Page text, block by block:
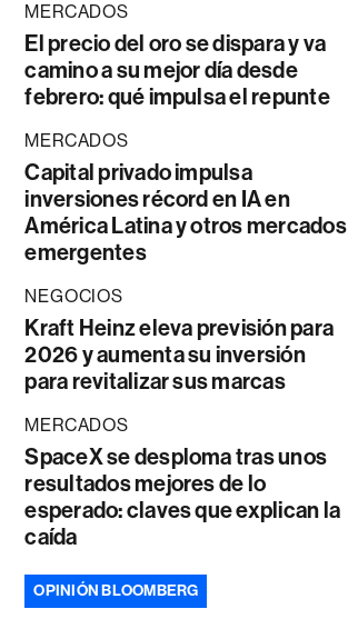
MERCADOS
El precio del oro se dispara y va
camino a su mejor día desde
febrero: qué impulsa el repunte
MERCADOS
Capital privado impulsa
inversiones récord en IA en
América Latina y otros mercados
emergentes
NEGOCIOS
Kraft Heinz eleva previsión para
2026 y aumenta su inversión
para revitalizar sus marcas
MERCADOS
SpaceX se desploma tras unos
resultados mejores de lo
esperado: claves que explican la
caída
OPINIÓN BLOOMBERG